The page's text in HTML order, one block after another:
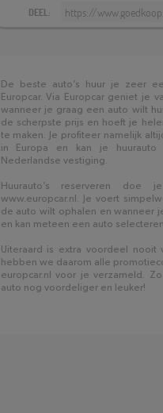
DEEL:
De beste auto’s huur je zeer
Europcar. Via Europcar geniet je
wanneer je graag een auto wilt
de scherpste prijs en hoeft je
te maken. Je profiteer namelijk
in Europa en kan je
Nederlandse vestiging.
Huurauto’s reserveren doe
www.europcar.nl. Je voert
de auto wilt ophalen en wanneer
en kan meteen een auto
Uiteraard is extra voordeel nooit
hebben we daarom alle
europcar.nl voor je verzameld.
auto nog voordeliger en leuker!